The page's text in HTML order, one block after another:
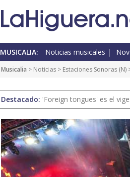
MUSICALIA: Noticias musicales
Musicalia > Noticias > Estaciones Sonoras (N)
Destacado: 'Foreign tongues' es el